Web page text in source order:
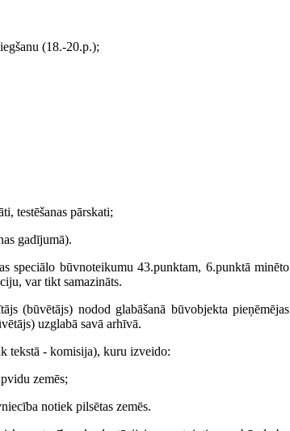
(18.-20.p.);
testēšanas pārskati;
gadījumā).
speciālo būvnoteikumu 43.punktam, 6.punktā minēto
var tikt samazināts.
(būvētājs) nodod glabāšanā būvobjekta pieņēmējas
uzglabā savā arhīvā.
tekstā - komisija), kuru izveido:
zemēs;
notiek pilsētas zemēs.